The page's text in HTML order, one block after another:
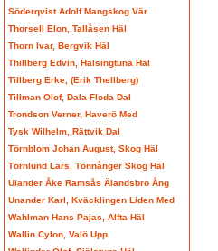
Söderqvist Adolf Mangskog Vär
Thorsell Elon, Tallåsen Häl
Thorn Ivar, Bergvik Häl
Thillberg Edvin, Hälsingtuna Häl
Tillberg Erke, (Erik Thellberg)
Tillman Olof, Dala-Floda Dal
Trondson Verner, Haverö Med
Tysk Wilhelm, Rättvik Dal
Törnblom Johan August, Skog Häl
Törnlund Lars, Tönnånger Skog Häl
Ulander Åke Ramsås Älandsbro Ång
Unander Karl, Kväcklingen Liden Med
Wahlman Hans Pajas, Alfta Häl
Wallin Cylon, Valö Upp